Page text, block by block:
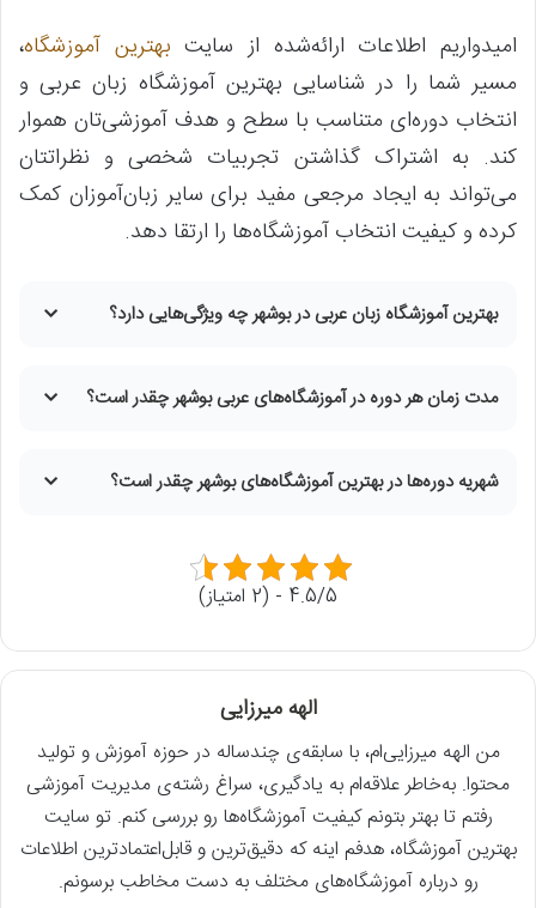
امیدواریم اطلاعات ارائه‌شده از سایتبهترین آموزشگاه،
مسیر شما را در شناسایی بهترین آموزشگاه زبان عربی و
انتخاب دوره‌ای متناسب با سطح و هدف آموزشی‌تان هموار
کند. به اشتراک گذاشتن تجربیات شخصی و نظراتتان
می‌تواند به ایجاد مرجعی مفید برای سایر زبان‌آموزان کمک
کرده و کیفیت انتخاب آموزشگاه‌ها را ارتقا دهد.
بهترین آموزشگاه زبان عربی در بوشهر چه ویژگی‌هایی دارد؟
مدت زمان هر دوره در آموزشگاه‌های عربی بوشهر چقدر است؟
شهریه دوره‌ها در بهترین آموزشگاه‌های بوشهر چقدر است؟
4.5/5 - (2 امتیاز)
الهه میرزایی
من الهه میرزایی‌ام، با سابقه‌ی چندساله در حوزه آموزش و تولید
محتوا. به‌خاطر علاقه‌ام به یادگیری، سراغ رشته‌ی مدیریت آموزشی
رفتم تا بهتر بتونم کیفیت آموزشگاه‌ها رو بررسی کنم. تو سایت
بهترین آموزشگاه، هدفم اینه که دقیق‌ترین و قابل‌اعتمادترین اطلاعات
رو درباره آموزشگاه‌های مختلف به دست مخاطب برسونم.